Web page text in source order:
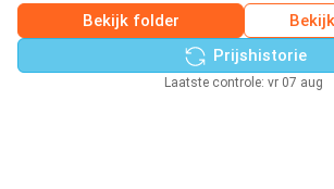
Bekijk folder
Prijshistorie
Laatste controle: vr 07 aug